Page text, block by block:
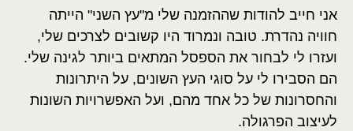
אני חייב להודות שההזמנה שלי מ"עץ השני" הייתה
חוויה נהדרת. טובה ונמרוד היו קשובים לצרכים שלי,
ועזרו לי לבחור את הספסל המתאים ביותר לגינה שלי.
הם הסבירו לי על סוגי העץ השונים, על היתרונות
והחסרונות של כל אחד מהם, ועל האפשרויות השונות
לעיצוב הפרגולה.